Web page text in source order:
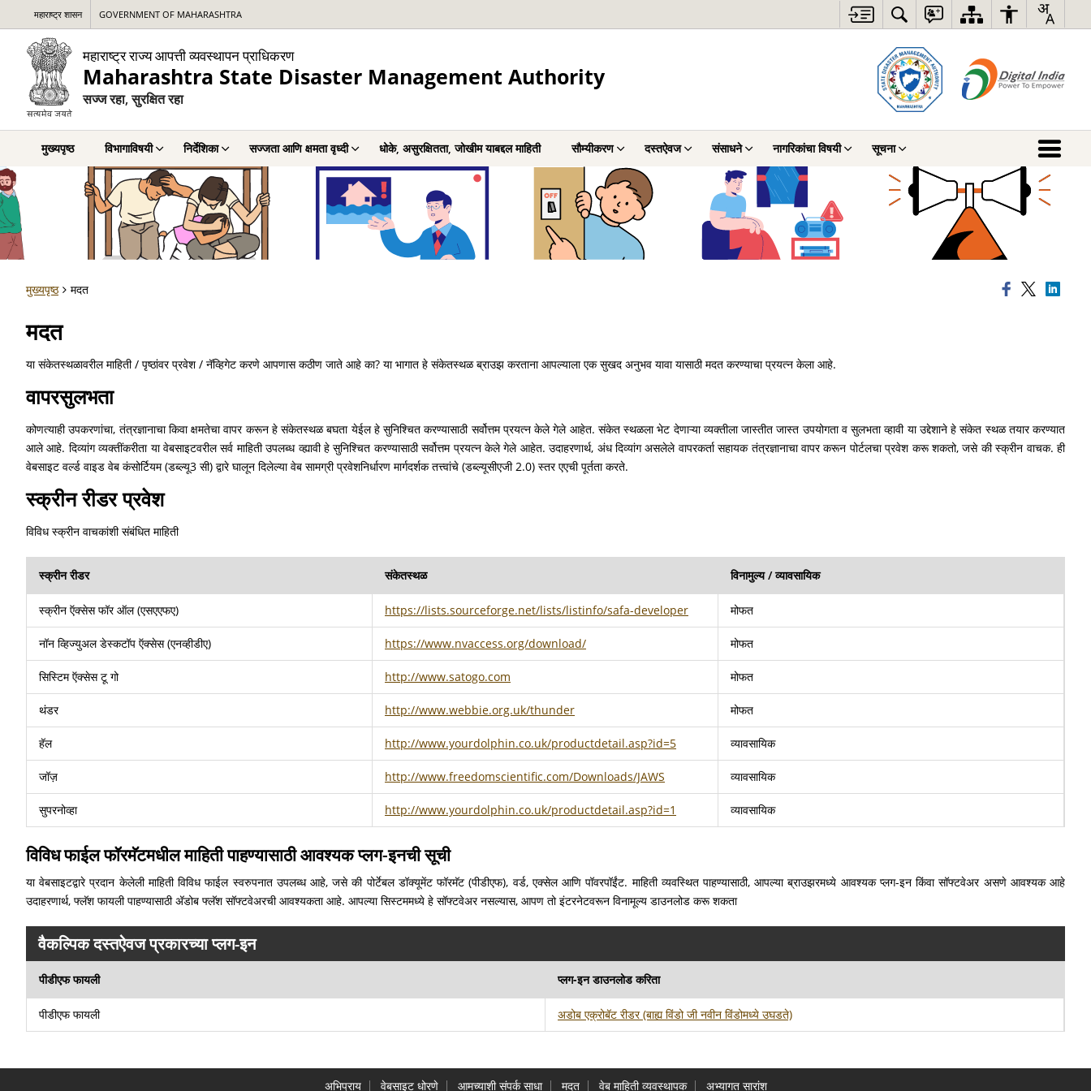
महाराष्ट्र शासन GOVERNMENT OF MAHARASHTRA
महाराष्ट्र राज्य आपत्ती व्यवस्थापन प्राधिकरण
Maharashtra State Disaster Management Authority
सज्ज रहा, सुरक्षित रहा
मुख्यपृष्ठ विभागाविषयी निर्देशिका सज्जता आणि क्षमता वृध्दी धोके, असुरक्षितता, जोखीम याबद्दल माहिती सौम्यीकरण दस्तऐवज संसाधने नागरिकांचा विषयी सूचना
मुख्यपृष्ठ मदत
मदत
या संकेतस्थळावरील माहिती / पृष्ठांवर प्रवेश / नॅव्हिगेट करणे आपणास कठीण जाते आहे का? या भागात हे संकेतस्थळ ब्राउझ करताना आपल्याला एक सुखद अनुभव यावा यासाठी मदत करण्याचा प्रयत्न केला आहे.
वापरसुलभता
कोणत्याही उपकरणांचा, तंत्रज्ञानाचा किवा क्षमतेचा वापर करून हे संकेतस्थळ बघता येईल हे सुनिश्चित करण्यासाठी सर्वोत्तम प्रयत्न केले गेले आहेत. संकेत स्थळला भेट देणाऱ्या व्यक्तीला जास्तीत जास्त उपयोगता व सुलभता व्हावी या उद्देशाने हे संकेत स्थळ तयार करण्यात
आले आहे. दिव्यांग व्यक्तींकरीता या वेबसाइटवरील सर्व माहिती उपलब्ध व्ह्यावी हे सुनिश्चित करण्यासाठी सर्वोत्तम प्रयत्न केले गेले आहेत. उदाहरणार्थ, अंध दिव्यांग असलेले वापरकर्ता सहायक तंत्रज्ञानाचा वापर करून पोर्टलचा प्रवेश करू शकतो, जसे की स्क्रीन वाचक. ही
वेबसाइट वर्ल्ड वाइड वेब कंसोर्टियम (डब्ल्यू3 सी) द्वारे घालून दिलेल्या वेब सामग्री प्रवेशनिर्धारण मार्गदर्शक तत्त्वांचे (डब्ल्यूसीएजी 2.0) स्तर एएची पूर्तता करते.
स्क्रीन रीडर प्रवेश
विविध स्क्रीन वाचकांशी संबंधित माहिती
स्क्रीन रीडर संकेतस्थळ विनामुल्य / व्यावसायिक
स्क्रीन ऍक्सेस फॉर ऑल (एसएएफए) https://lists.sourceforge.net/lists/listinfo/safa-developer मोफत
नॉन व्हिज्युअल डेस्कटॉप ऍक्सेस (एनव्हीडीए) https://www.nvaccess.org/download/ मोफत
सिस्टिम ऍक्सेस टू गो http://www.satogo.com मोफत
थंडर http://www.webbie.org.uk/thunder मोफत
हॅल http://www.yourdolphin.co.uk/productdetail.asp?id=5 व्यावसायिक
जॉज़ http://www.freedomscientific.com/Downloads/JAWS व्यावसायिक
सुपरनोव्हा http://www.yourdolphin.co.uk/productdetail.asp?id=1 व्यावसायिक
विविध फाईल फॉरमॅटमधील माहिती पाहण्यासाठी आवश्यक प्लग-इनची सूची
या वेबसाइटद्वारे प्रदान केलेली माहिती विविध फाईल स्वरुपनात उपलब्ध आहे, जसे की पोर्टेबल डॉक्यूमेंट फॉरमॅट (पीडीएफ), वर्ड, एक्सेल आणि पॉवरपॉईंट. माहिती व्यवस्थित पाहण्यासाठी, आपल्या ब्राउझरमध्ये आवश्यक प्लग-इन किंवा सॉफ्टवेअर असणे आवश्यक आहे
उदाहरणार्थ, फ्लॅश फायली पाहण्यासाठी अ‍ॅडोब फ्लॅश सॉफ्टवेअरची आवश्यकता आहे. आपल्या सिस्टममध्ये हे सॉफ्टवेअर नसल्यास, आपण तो इंटरनेटवरून विनामूल्य डाउनलोड करू शकता
वैकल्पिक दस्तऐवज प्रकारच्या प्लग-इन
पीडीएफ फायली प्लग-इन डाउनलोड करिता
पीडीएफ फायली अडोब एक्रोबॅट रीडर(बाह्य विंडो जी नवीन विंडोमध्ये उघडते)
अभिप्राय वेबसाइट धोरणे आमच्याशी संपर्क साधा मदत वेब माहिती व्यवस्थापक अभ्यागत सारांश